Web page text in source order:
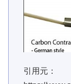
引用元：